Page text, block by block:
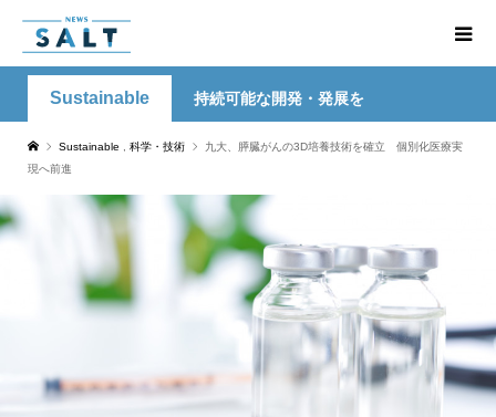
Sustainable 持続可能な開発・発展を
Sustainable 科学・技術
九大、膵臓がんの3D培養技術を確立 個別化医療実
現へ前進